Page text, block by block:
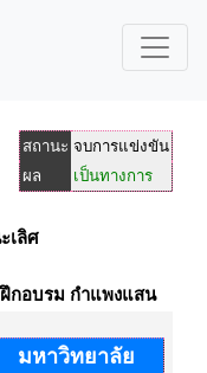
สถานะ จบการแข่งขัน
ผล
เป็นทางการ
เลิศ
กอบรม กำแพงแสน
มหาวิทยาลัย